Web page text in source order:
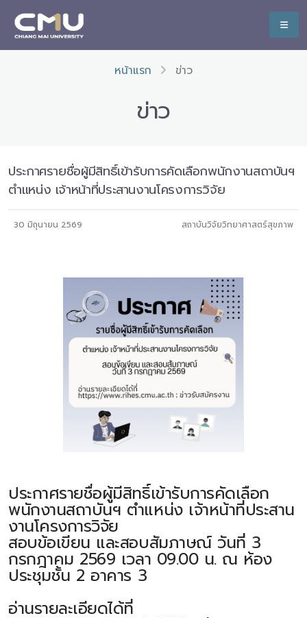
หน้าแรก ข่าว
ข่าว
ประกาศรายชื่อผู้มีสิทธิ์เข้ารับการคัดเลือกพนักงานสถาบันฯ
ตำแหน่ง เจ้าหน้าที่ประสานงานโครงการวิจัย
30 มิถุนายน 2569 สถาบันวิจัยวิทยาศาสตร์สุขภาพ
ประกาศรายชื่อผู้มีสิทธิ์เข้ารับการคัดเลือก
พนักงานสถาบันฯ ตำแหน่ง เจ้าหน้าที่ประสาน
งานโครงการวิจัย
สอบข้อเขียน และสอบสัมภาษณ์ วันที่ 3
กรกฎาคม 2569 เวลา 09.00 น. ณ ห้อง
ประชุมชั้น 2 อาคาร 3
อ่านรายละเอียดได้ที่